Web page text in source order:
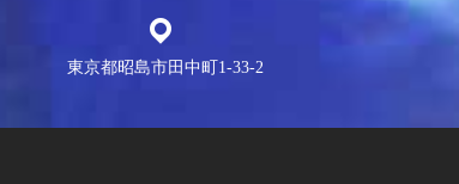
東京都昭島市田中町1-33-2